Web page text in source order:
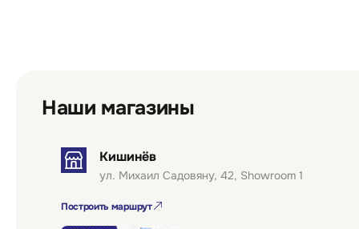
Наши магазины
Кишинёв
ул. Михаил Садовяну, 42, Showroom 1
Построить маршрут